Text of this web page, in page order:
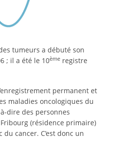
tumeurs a débuté son
; il a été le 10ème registre
permanent et
maladies oncologiques du
dire des personnes
(résidence primaire)
cancer. C’est donc un